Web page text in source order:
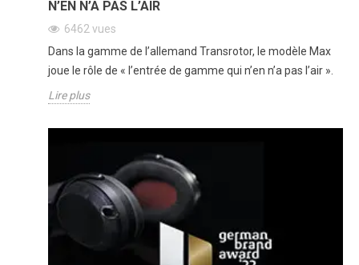
N’EN N’A PAS L’AIR
6462 vues
Dans la gamme de l’allemand Transrotor, le modèle Max
joue le rôle de « l’entrée de gamme qui n’en n’a pas l’air ».
Lire plus